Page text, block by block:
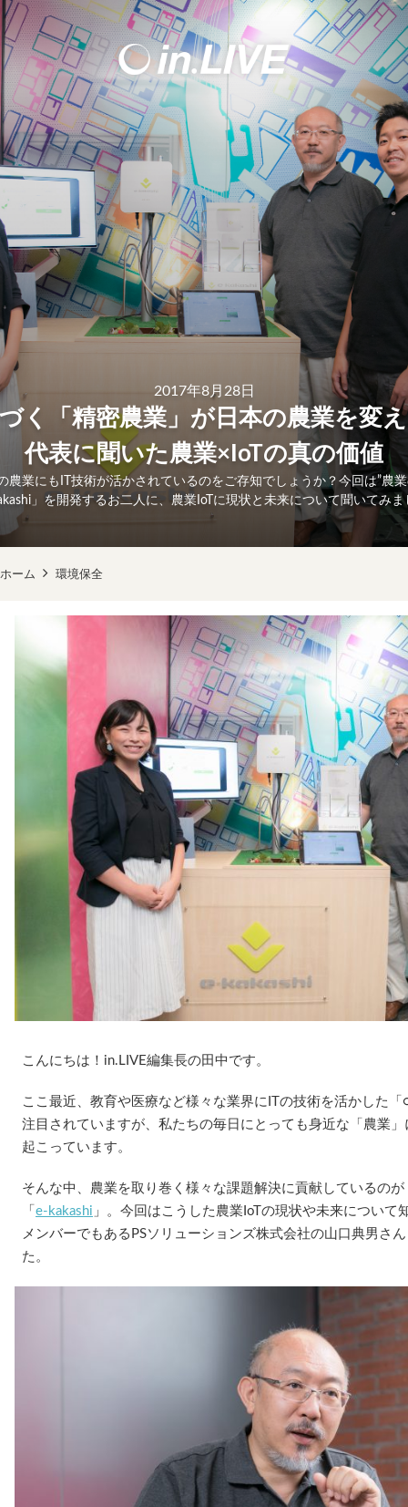
2017年8月28日
く「精密農業」が日本の農業を変
代表に聞いた農業×IoTの真の価値
農業にもIT技術が活かされているのをご存知でしょうか？今回は”農
」を開発するお二人に、農業IoTに現状と未来について聞いてみま
ホーム 環境保全
こんにちは！in.LIVE編集長の田中です。
ここ最近、教育や医療など様々な業界にITの技術を活かした
注目されていますが、私たちの毎日にとっても身近な「農業
起こっています。
そんな中、農業を取り巻く様々な課題解決に貢献しているのが
「 e-kakashi 」。今回はこうした農業IoTの現状や未来について
メンバーでもあるPSソリューションズ株式会社の山口典男さ
た。